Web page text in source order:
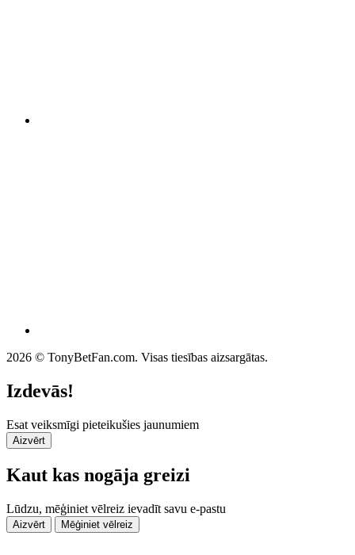
2026 © TonyBetFan.com. Visas tiesības aizsargātas.
Izdevās!
Esat veiksmīgi pieteikušies jaunumiem
Aizvērt
Kaut kas nogāja greizi
Lūdzu, mēģiniet vēlreiz ievadīt savu e-pastu
Aizvērt Mēģiniet vēlreiz